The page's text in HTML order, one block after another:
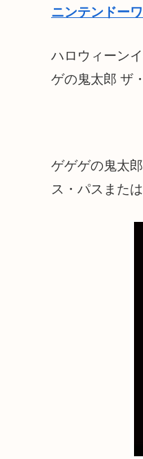
ニンテンドー
ハロウィーン
ゲの鬼太郎 ザ
ゲゲゲの鬼太
ス・パスまた